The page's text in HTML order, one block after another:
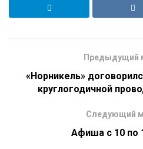
Предыдущий
«Норникель»
круглогодичной
Следующий
Афиша с 10 по